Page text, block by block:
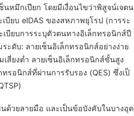
หมึกเปียก โดยมีเงื่อนไขว่าพิสูจน์เจตน
ยบ eIDAS ของสหภาพยุโรป (การระ
บียบการระบุตัวตนทางอิเล็กทรอนิกส์ปี
ะดับ: ลายเซ็นอิเล็กทรอนิกส์อย่างง่าย
สี่ยงต่ำ ลายเซ็นอิเล็กทรอนิกส์ขั้นสูง
รอนิกส์ที่ผ่านการรับรอง (QES) ซึ่งเป็
ด้วยลายมือ และเป็นข้อบังคับในบางอุต